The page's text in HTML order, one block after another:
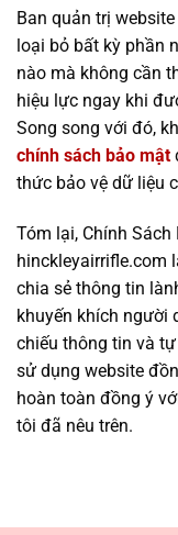
Ban quản trị
loại bỏ bất kỳ phần
nào mà không cần
hiệu lực ngay khi
Song song với đó,
chính sách bảo mật
thức bảo vệ dữ liệu
Tóm lại, Chính Sách
hinckleyairrifle.com
chia sẻ thông tin
khuyến khích người
chiếu thông tin và
sử dụng website
hoàn toàn đồng ý
tôi đã nêu trên.